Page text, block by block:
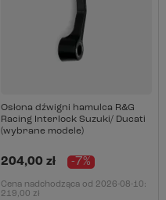
Osłona dźwigni hamulca R&G
Racing Interlock Suzuki/ Ducati
(wybrane modele)
204,00 zł -7%
Cena nadchodząca od 2026-08-10:
219,00 zł